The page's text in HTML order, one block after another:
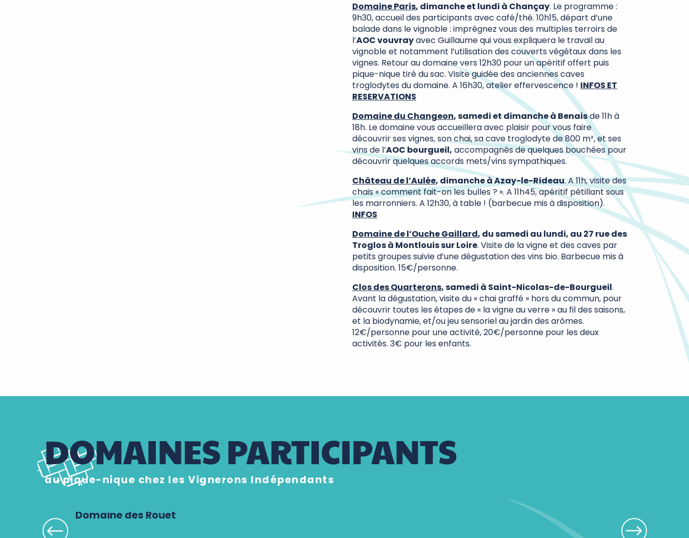
Domaine Paris, dimanche et lundi à Chançay. Le programme :
9h30, accueil des participants avec café/thé. 10h15, départ d’une
balade dans le vignoble : imprégnez vous des multiples terroirs de
l’AOC vouvrayavec Guillaume qui vous expliquera le travail au
vignoble et notamment l’utilisation des couverts végétaux dans les
vignes. Retour au domaine vers 12h30 pour un apéritif offert puis
pique-nique tiré du sac. Visite guidée des anciennes caves
troglodytes du domaine. A 16h30, atelier effervescence ! INFOS ET
RESERVATIONS
Domaine du Changeon, samedi et dimanche à Benaisde 11h à
18h. Le domaine vous accueillera avec plaisir pour vous faire
découvrir ses vignes, son chai, sa cave troglodyte de 800 m², et ses
vins de l’AOC bourgueil, accompagnés de quelques bouchées pour
découvrir quelques accords mets/vins sympathiques.
Château de l’Aulée, dimanche à Azay-le-Rideau. A 11h, visite des
chais « comment fait-on les bulles ? ». A 11h45, apéritif pétillant sous
les marronniers. A 12h30, à table ! (barbecue mis à disposition).
INFOS
Domaine de l’Ouche Gaillard, du samedi au lundi, au 27 rue des
Troglos à Montlouis sur Loire. Visite de la vigne et des caves par
petits groupes suivie d’une dégustation des vins bio. Barbecue mis à
disposition. 15€/personne.
Clos des Quarterons, samedi à Saint-Nicolas-de-Bourgueil.
Avant la dégustation, visite du « chai graffé » hors du commun, pour
découvrir toutes les étapes de « la vigne au verre » au fil des saisons,
et la biodynamie, et/ou jeu sensoriel au jardin des arômes.
12€/personne pour une activité, 20€/personne pour les deux
activités. 3€ pour les enfants.
DOMAINES PARTICIPANTS
au pique-nique chez les Vignerons Indépendants
Domaine des Rouet
Chai Pierre